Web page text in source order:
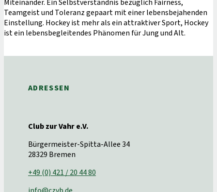
Miteinander. Ein Selbstverständnis bezüglich Fairness,
Teamgeist und Toleranz gepaart mit einer lebensbejahenden
Einstellung. Hockey ist mehr als ein attraktiver Sport, Hockey
ist ein lebensbegleitendes Phänomen für Jung und Alt.
ADRESSEN
Club zur Vahr e.V.
Bürgermeister-Spitta-Allee 34
28329 Bremen
+49 (0) 421 / 20 44 80